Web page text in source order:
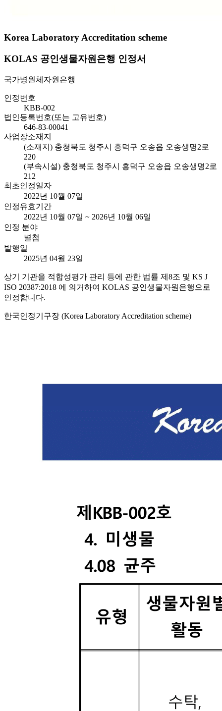
Korea Laboratory Accreditation scheme
KOLAS 공인생물자원은행 인정서
국가병원체자원은행
인정번호
KBB-002
법인등록번호(또는 고유번호)
646-83-00041
사업장소재지
(소재지) 충청북도 청주시 흥덕구 오송읍 오송생명2로
220
(부속시설) 충청북도 청주시 흥덕구 오송읍 오송생명2로
212
최초인정일자
2022년 10월 07일
인정유효기간
2022년 10월 07일 ~ 2026년 10월 06일
인정 분야
별첨
발행일
2025년 04월 23일
상기 기관을 적합성평가 관리 등에 관한 법률 제8조 및 KS J
ISO 20387:2018 에 의거하여 KOLAS 공인생물자원은행으로
인정합니다.
한국인정기구장 (Korea Laboratory Accreditation scheme)